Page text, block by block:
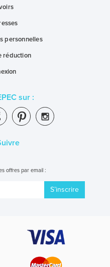
personnelles
réduction
sur :
offres par email :
S’inscrire